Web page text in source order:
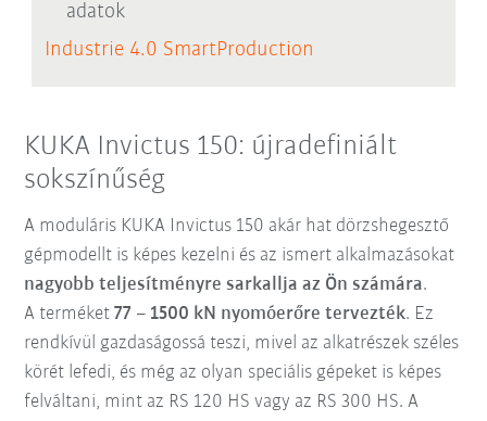
adatok
Industrie 4.0 SmartProduction
KUKA Invictus 150: újradefiniált
sokszínűség
A moduláris KUKA Invictus 150 akár hat dörzshegesztő
gépmodellt is képes kezelni és az ismert alkalmazásokat
nagyobb teljesítményre sarkallja az Ön számára.
A terméket 77 – 1500 kN nyomóerőre tervezték. Ez
rendkívül gazdaságossá teszi, mivel az alkatrészek széles
körét lefedi, és még az olyan speciális gépeket is képes
felváltani, mint az RS 120 HS vagy az RS 300 HS. A